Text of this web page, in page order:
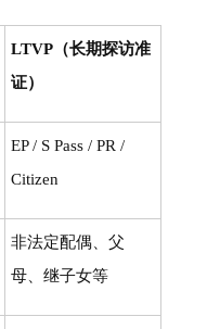
LTVP（长期探访准
证）
EP / S Pass / PR /
Citizen
非法定配偶、父
母、继子女等